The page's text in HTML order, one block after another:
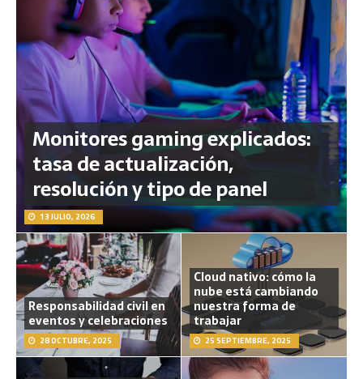
Monitores gaming explicados:
tasa de actualización,
resolución y tipo de panel
13 JULIO, 2026
Responsabilidad civil en
eventos y celebraciones
28 OCTUBRE, 2025
Cloud nativo: cómo la
nube está cambiando
nuestra forma de
trabajar
25 SEPTIEMBRE, 2025